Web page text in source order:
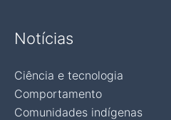
Notícias
Ciência e tecnologia
Comportamento
Comunidades indígenas